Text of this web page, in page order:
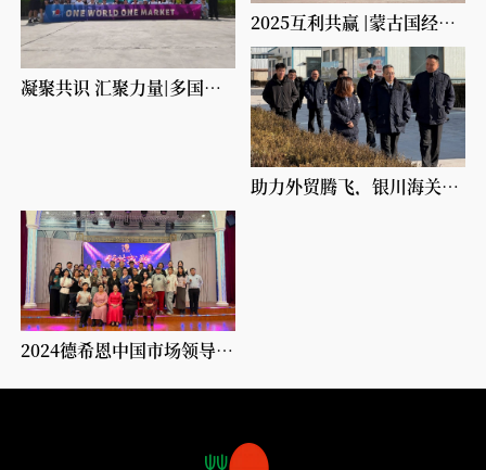
凝聚共识 汇聚力量|多国经销商来宁，赋能合作发展新篇章
2025互利共赢 |蒙古国经销商来宁考察
助力外贸腾飞，银川海关副关长尚贵民实地走访德希恩
2024德希恩中国市场领导人颁奖盛典圆满举办